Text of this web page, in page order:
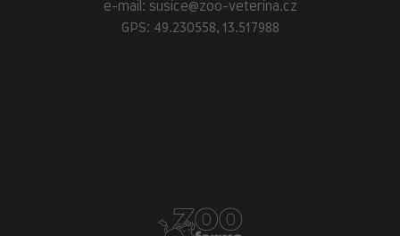
e-mail: susice@zoo-veterina.cz
GPS: 49.230558, 13.517988